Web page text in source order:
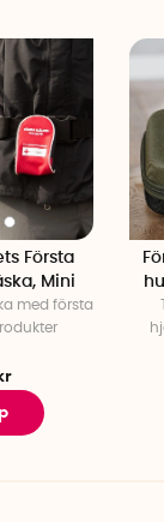
Första
Mini
med första